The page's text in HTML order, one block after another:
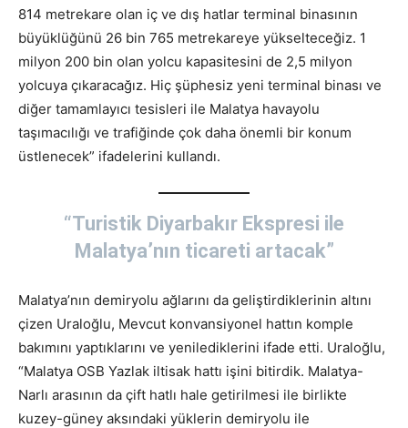
814 metrekare olan iç ve dış hatlar terminal binasının
büyüklüğünü 26 bin 765 metrekareye yükselteceğiz. 1
milyon 200 bin olan yolcu kapasitesini de 2,5 milyon
yolcuya çıkaracağız. Hiç şüphesiz yeni terminal binası ve
diğer tamamlayıcı tesisleri ile Malatya havayolu
taşımacılığı ve trafiğinde çok daha önemli bir konum
üstlenecek” ifadelerini kullandı.
“Turistik Diyarbakır Ekspresi ile
Malatya’nın ticareti artacak”
Malatya’nın demiryolu ağlarını da geliştirdiklerinin altını
çizen Uraloğlu, Mevcut konvansiyonel hattın komple
bakımını yaptıklarını ve yenilediklerini ifade etti. Uraloğlu,
“Malatya OSB Yazlak iltisak hattı işini bitirdik. Malatya-
Narlı arasının da çift hatlı hale getirilmesi ile birlikte
kuzey-güney aksındaki yüklerin demiryolu ile